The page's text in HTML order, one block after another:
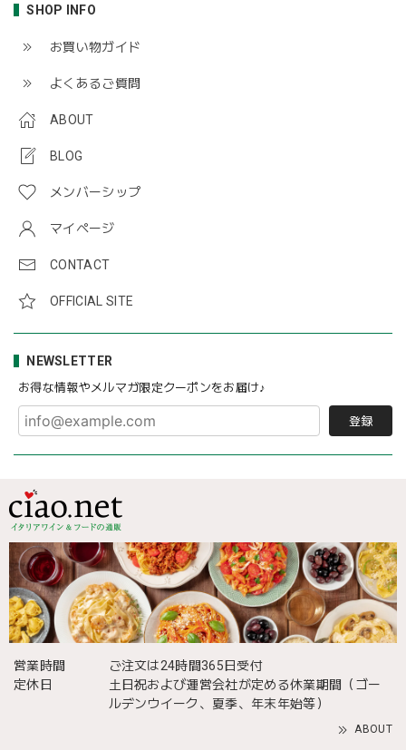
SHOP INFO
お買い物ガイド
よくあるご質問
ABOUT
BLOG
メンバーシップ
マイページ
CONTACT
OFFICIAL SITE
NEWSLETTER
お得な情報やメルマガ限定クーポンをお届け♪
登録
営業時間
ご注文は24時間365日受付
定休日
土日祝および運営会社が定める休業期間（ゴー
ルデンウイーク、夏季、年末年始等）
ABOUT